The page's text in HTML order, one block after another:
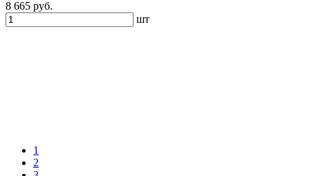
8 665 руб.
шт
1
2